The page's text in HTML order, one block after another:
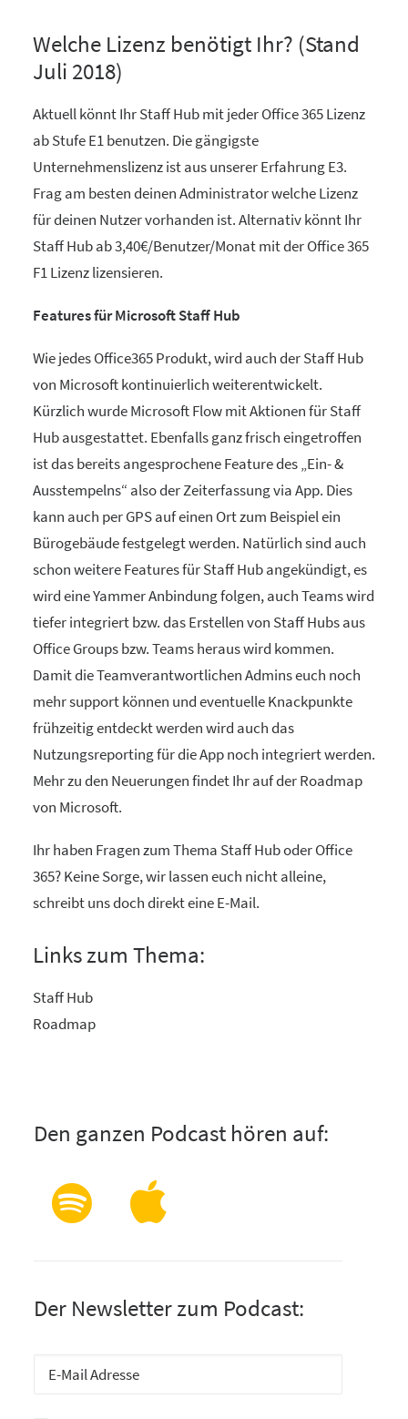
Welche Lizenz benötigt Ihr? (Stand
Juli 2018)
Aktuell könnt Ihr Staff Hub mit jeder Office 365 Lizenz
ab Stufe E1 benutzen. Die gängigste
Unternehmenslizenz ist aus unserer Erfahrung E3.
Frag am besten deinen Administrator welche Lizenz
für deinen Nutzer vorhanden ist. Alternativ könnt Ihr
Staff Hub ab 3,40€/Benutzer/Monat mit der Office 365
F1 Lizenz lizensieren.
Features für Microsoft Staff Hub
Wie jedes Office365 Produkt, wird auch der Staff Hub
von Microsoft kontinuierlich weiterentwickelt.
Kürzlich wurde Microsoft Flow mit Aktionen für Staff
Hub ausgestattet. Ebenfalls ganz frisch eingetroffen
ist das bereits angesprochene Feature des „Ein- &
Ausstempelns“ also der Zeiterfassung via App. Dies
kann auch per GPS auf einen Ort zum Beispiel ein
Bürogebäude festgelegt werden. Natürlich sind auch
schon weitere Features für Staff Hub angekündigt, es
wird eine Yammer Anbindung folgen, auch Teams wird
tiefer integriert bzw. das Erstellen von Staff Hubs aus
Office Groups bzw. Teams heraus wird kommen.
Damit die Teamverantwortlichen Admins euch noch
mehr support können und eventuelle Knackpunkte
frühzeitig entdeckt werden wird auch das
Nutzungsreporting für die App noch integriert werden.
Mehr zu den Neuerungen findet Ihr auf der Roadmap
von Microsoft.
Ihr haben Fragen zum Thema Staff Hub oder Office
365? Keine Sorge, wir lassen euch nicht alleine,
schreibt uns doch direkt eine E-Mail.
Links zum Thema:
Staff Hub
Roadmap
Den ganzen Podcast hören auf:
Der Newsletter zum Podcast: